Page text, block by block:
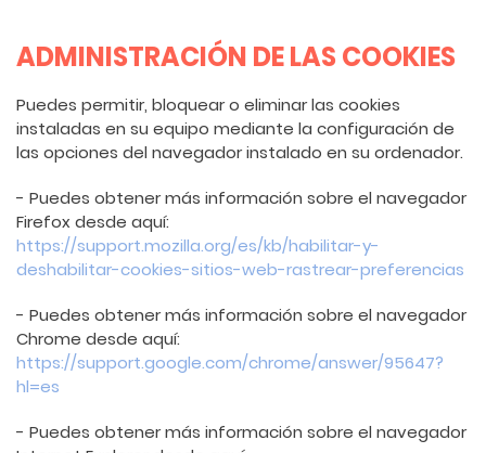
ADMINISTRACIÓN DE LAS COOKIES
Puedes permitir, bloquear o eliminar las cookies
instaladas en su equipo mediante la configuración de
las opciones del navegador instalado en su ordenador.
- Puedes obtener más información sobre el navegador
Firefox desde aquí:
https://support.mozilla.org/es/kb/habilitar-y-
deshabilitar-cookies-sitios-web-rastrear-preferencias
- Puedes obtener más información sobre el navegador
Chrome desde aquí:
https://support.google.com/chrome/answer/95647?
hl=es
- Puedes obtener más información sobre el navegador